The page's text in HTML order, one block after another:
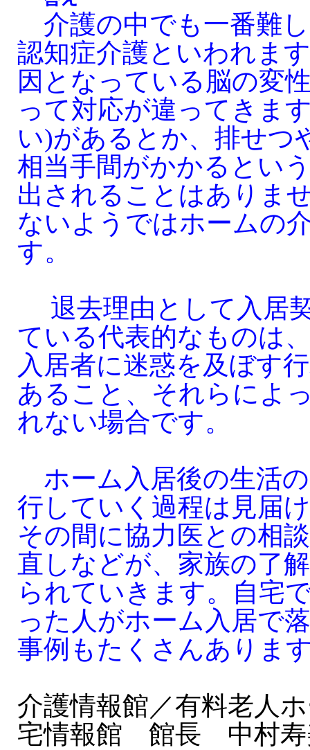
介護の中でも一番難
認知症介護といわれま
因となっている脳の変
って対応が違ってきま
い)があるとか、排せつ
相当手間がかかるとい
出されることはありま
ないようではホームの
す。
退去理由として入居
ている代表的なものは
入居者に迷惑を及ぼす
あること、それらによ
れない場合です。
ホーム入居後の生活
行していく過程は見届
その間に協力医との相
直しなどが、家族の了
られていきます。自宅
った人がホーム入居で
事例もたくさんありま
介護情報館／有料老人
宅情報館 館長 中村寿